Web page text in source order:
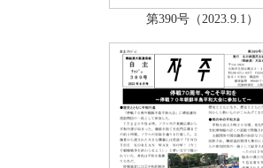
第390号（2023.9.1）